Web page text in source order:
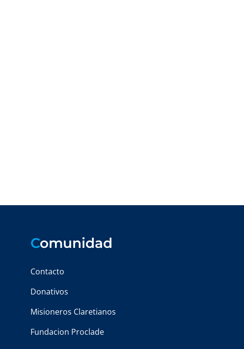
Comunidad
Contacto
Donativos
Misioneros Claretianos
Fundacion Proclade